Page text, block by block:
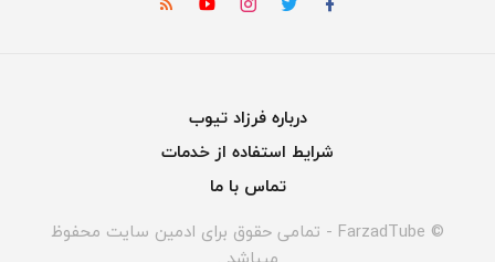
درباره فرزاد تیوب
شرایط استفاده از خدمات
تماس با ما
© FarzadTube - تمامی حقوق برای ادمین سایت محفوظ